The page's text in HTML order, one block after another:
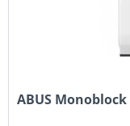
ABUS